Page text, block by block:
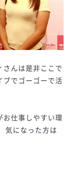
さんは是非ここで
ブでゴーゴーで活
お仕事しやすい環
気になった方は